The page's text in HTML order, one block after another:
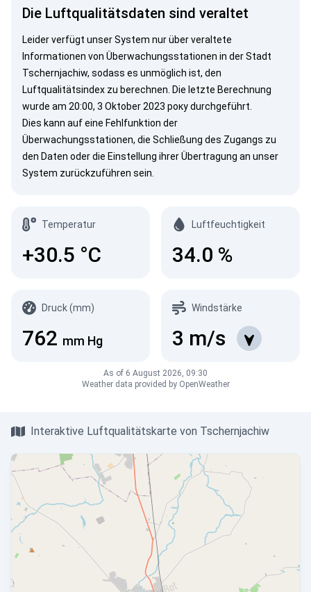
Die Luftqualitätsdaten sind veraltet
Leider verfügt unser System nur über veraltete
Informationen von Überwachungsstationen in der Stadt
Tschernjachiw, sodass es unmöglich ist, den
Luftqualitätsindex zu berechnen. Die letzte Berechnung
wurde am 20:00, 3 Oktober 2023 року durchgeführt.
Dies kann auf eine Fehlfunktion der
Überwachungsstationen, die Schließung des Zugangs zu
den Daten oder die Einstellung ihrer Übertragung an unser
System zurückzuführen sein.
Temperatur
+30.5 °C
Luftfeuchtigkeit
34.0 %
Druck (mm)
762 mm Hg
Windstärke
3 m/s
As of 6 August 2026, 09:30
Weather data provided by OpenWeather
Interaktive Luftqualitätskarte von Tschernjachiw